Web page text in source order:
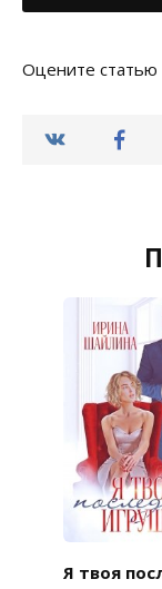
Оцените статью
Я твоя